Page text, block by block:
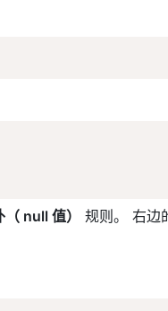
null 值）
规则。 右边